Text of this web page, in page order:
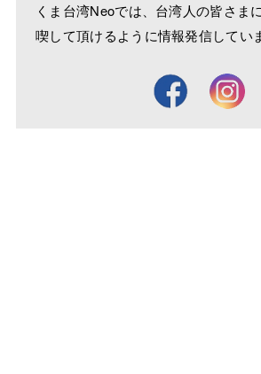
くま台湾Neoでは、台湾人の皆さま
喫して頂けるように情報発信してい